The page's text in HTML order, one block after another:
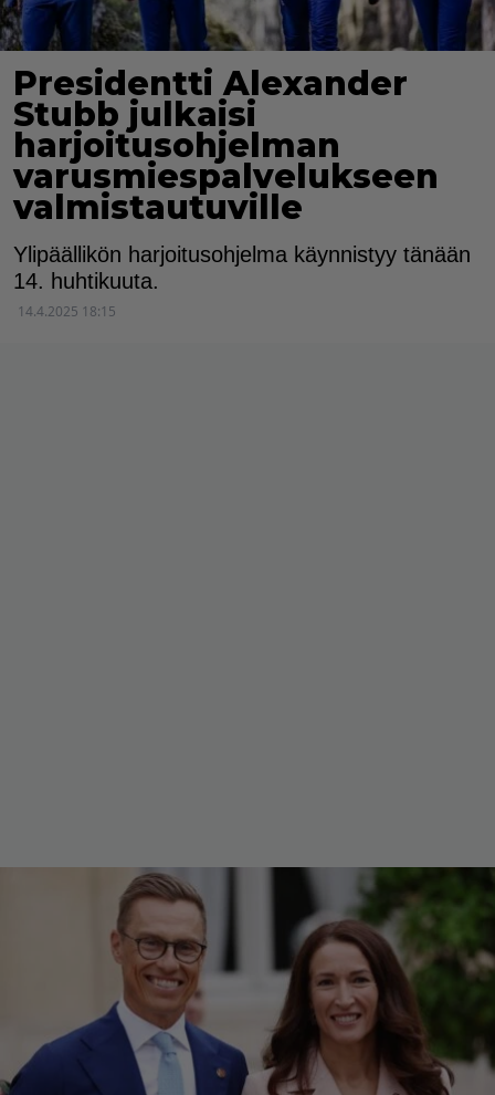
Presidentti Alexander
Stubb julkaisi
harjoitusohjelman
varusmiespalvelukseen
valmistautuville
Ylipäällikön harjoitusohjelma käynnistyy tänään
14. huhtikuuta.
14.4.2025 18:15